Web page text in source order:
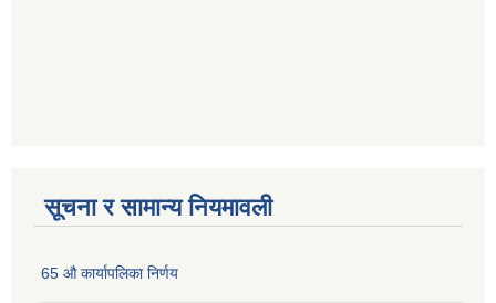
सूचना र सामान्य नियमावली
65 औ कार्यापलिका निर्णय